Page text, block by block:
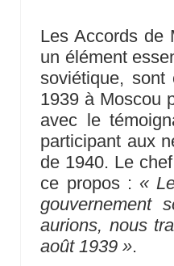
Les Accords de
un élément
soviétique,
1939 à Moscou
avec le
participant aux
de 1940. Le
ce propos : «
gouvernement
aurions, nous
août 1939 ».